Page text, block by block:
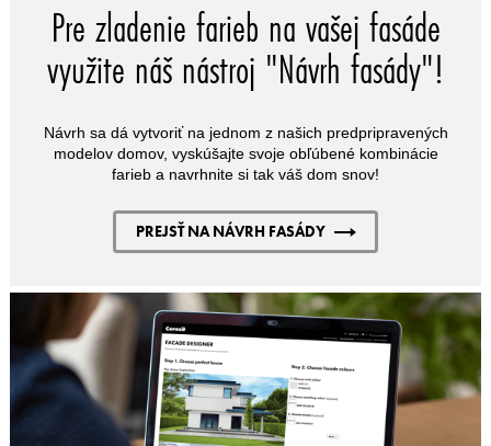
Pre zladenie farieb na vašej fasáde
využite náš nástroj "Návrh fasády"!
Návrh sa dá vytvoriť na jednom z našich predpripravených
modelov domov, vyskúšajte svoje obľúbené kombinácie
farieb a navrhnite si tak váš dom snov!
PREJSŤ NA NÁVRH FASÁDY